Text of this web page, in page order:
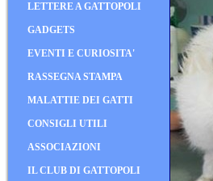
LETTERE A GATTOPOLI
GADGETS
EVENTI E CURIOSITA'
RASSEGNA STAMPA
MALATTIE DEI GATTI
CONSIGLI UTILI
ASSOCIAZIONI
IL CLUB DI GATTOPOLI